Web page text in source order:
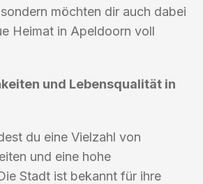
möchten dir auch dabei
Heimat in Apeldoorn voll
und Lebensqualität in
du eine Vielzahl von
und eine hohe
Stadt ist bekannt für ihre